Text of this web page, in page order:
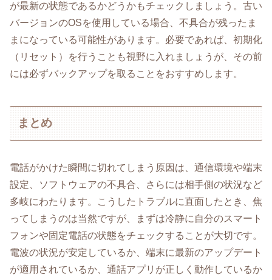
が最新の状態であるかどうかもチェックしましょう。古い
バージョンのOSを使用している場合、不具合が残ったま
まになっている可能性があります。必要であれば、初期化
（リセット）を行うことも視野に入れましょうが、その前
には必ずバックアップを取ることをおすすめします。
まとめ
電話がかけた瞬間に切れてしまう原因は、通信環境や端末
設定、ソフトウェアの不具合、さらには相手側の状況など
多岐にわたります。こうしたトラブルに直面したとき、焦
ってしまうのは当然ですが、まずは冷静に自分のスマート
フォンや固定電話の状態をチェックすることが大切です。
電波の状況が安定しているか、端末に最新のアップデート
が適用されているか、通話アプリが正しく動作しているか